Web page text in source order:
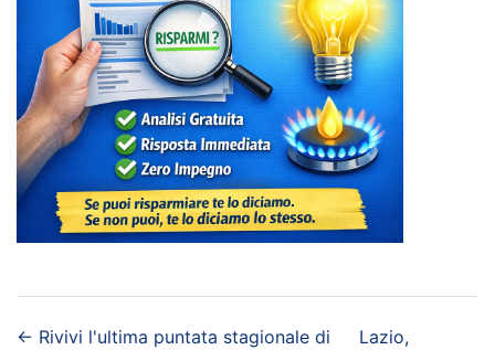
← Rivivi l'ultima puntata stagionale di
Lazio,